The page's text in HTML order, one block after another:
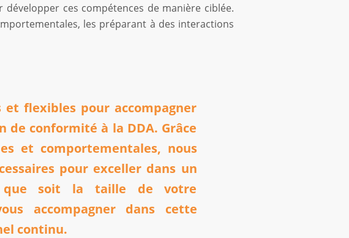
ces compétences de manière ciblée.
les préparant à des interactions
et flexibles pour accompagner
de conformité à la DDA. Grâce
et comportementales, nous
pour exceller dans un
que soit la taille de votre
accompagner dans cette
continu.